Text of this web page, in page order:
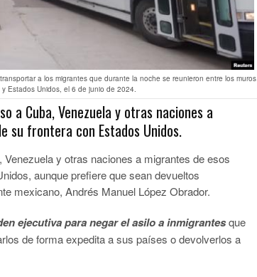
a los migrantes que durante la noche se reunieron entre los muros
Estados Unidos, el 6 de junio de 2024.
a Cuba, Venezuela y otras naciones a
su frontera con Estados Unidos.
y otras naciones a migrantes de esos
aunque prefiere que sean devueltos
mexicano, Andrés Manuel López Obrador.
ejecutiva para negar el asilo a inmigrantesque
de forma expedita a sus países o devolverlos a